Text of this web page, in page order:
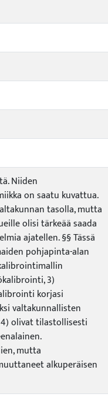
Niiden
on saatu kuvattua.
tasolla, mutta
olisi tärkeää saada
ajatellen. §§ Tässä
pohjapinta-alan
3)
korjasi
valtakunnallisten
olivat tilastollisesti
mutta
alkuperäisen